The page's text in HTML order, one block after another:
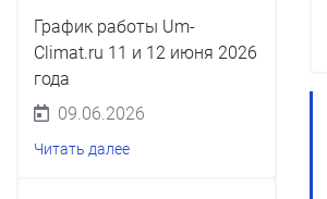
График работы Um-
Climat.ru 11 и 12 июня 2026
года
09.06.2026
Читать далее